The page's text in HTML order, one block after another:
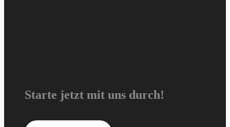
Starte jetzt mit uns durch!